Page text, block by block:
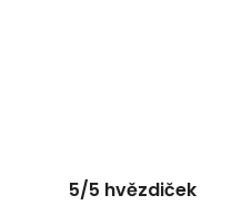
5/5 hvězdiček